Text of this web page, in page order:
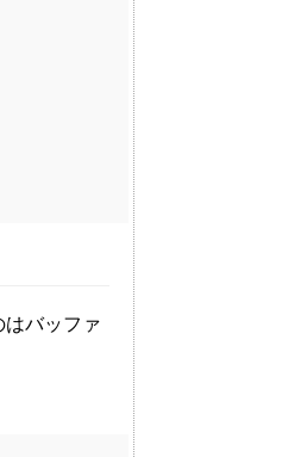
バッファ